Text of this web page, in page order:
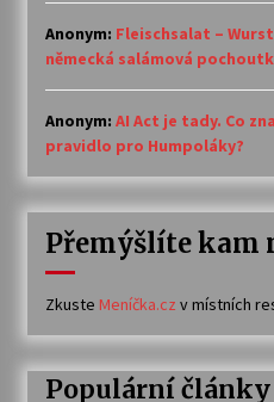
Anonym: Fleischsalat –
německá salámová
Anonym: AI Act je tady. Co
pravidlo pro Humpoláky?
Přemýšlíte kam
Zkuste Meníčka.cz v místních
Populární články